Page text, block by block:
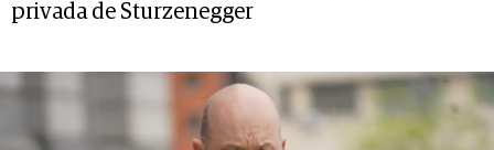
privada de Sturzenegger